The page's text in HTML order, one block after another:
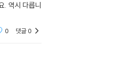
. 역시 다릅니
0 댓글0